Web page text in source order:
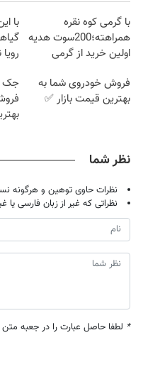
با گرمی کوه نقره
همراهته؛200سوت هدیه
اولین خرید از گرمی
با
فروش خودروی شما به
بهترین قیمت بازار ✅
نظر شما
نظرات حاوی توهین و هرگونه
نظراتی که غیر از زبان فارسی
* لطفا حاصل عبارت را در جعبه متن